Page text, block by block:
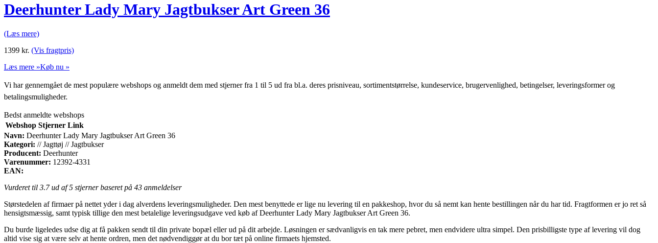
Deerhunter Lady Mary Jagtbukser Art Green 36
(Læs mere)
1399 kr. (Vis fragtpris)
Læs mere »Køb nu »
Vi har gennemgået de mest populære webshops og anmeldt dem med stjerner fra 1 til 5 ud fra bl.a. deres prisniveau, sortimentstørrelse, kundeservice, brugervenlighed, betingelser, leveringsformer og
betalingsmuligheder.
Bedst anmeldte webshops
Webshop Stjerner Link
Navn: Deerhunter Lady Mary Jagtbukser Art Green 36
Kategori: // Jagttøj // Jagtbukser
Producent: Deerhunter
Varenummer: 12392-4331
EAN:
Vurderet til 3.7ud af 5 stjerner baseret på 43 anmeldelser
Størstedelen af firmaer på nettet yder i dag alverdens leveringsmuligheder. Den mest benyttede er lige nu levering til en pakkeshop, hvor du så nemt kan hente bestillingen når du har tid. Fragtformen er jo ret så
hensigtsmæssig, samt typisk tillige den mest betalelige leveringsudgave ved køb af Deerhunter Lady Mary Jagtbukser Art Green 36.
Du burde ligeledes udse dig at få pakken sendt til din private bopæl eller ud på dit arbejde. Løsningen er sædvanligvis en tak mere pebret, men endvidere ultra simpel. Den prisbilligste type af levering vil dog
altid vise sig at være selv at hente ordren, men det nødvendiggør at du bor tæt på online firmaets hjemsted.